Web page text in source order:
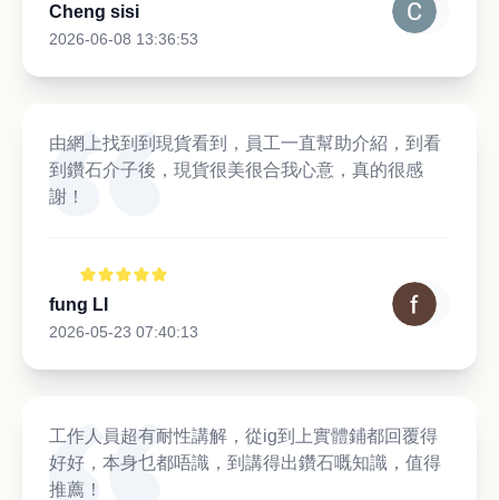
Cheng sisi
2026-06-08 13:36:53
由網上找到到現貨看到，員工一直幫助介紹，到看
到鑽石介子後，現貨很美很合我心意，真的很感
謝！
fung LI
2026-05-23 07:40:13
工作人員超有耐性講解，從ig到上實體鋪都回覆得
好好，本身乜都唔識，到講得出鑽石嘅知識，值得
推薦！